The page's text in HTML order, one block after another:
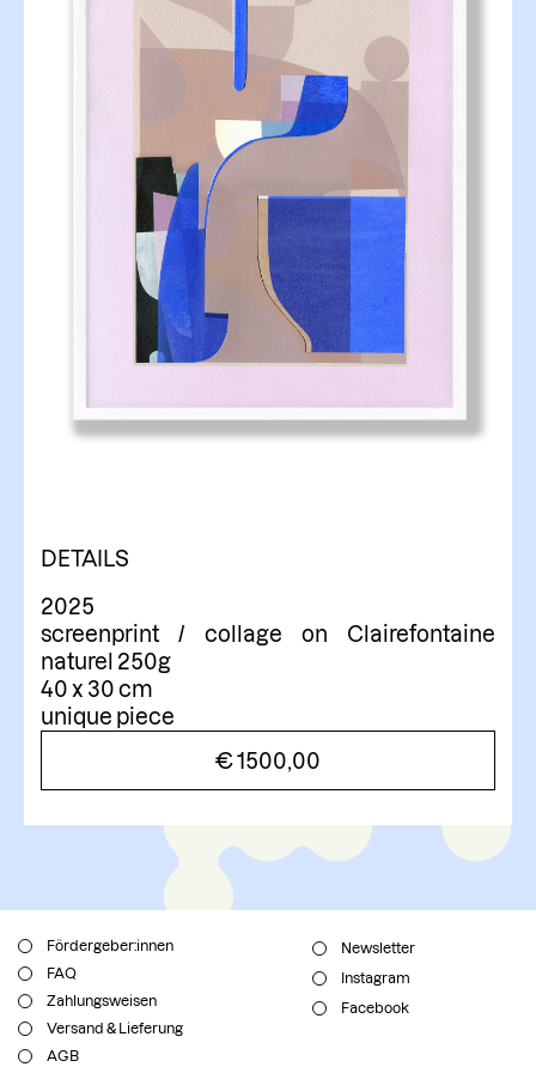
DETAILS
2025
screenprint / collage on Clairefontaine
naturel 250g
40 x 30 cm
unique piece
€1500,00
Fördergeber:innen
FAQ
Zahlungsweisen
Versand & Lieferung
AGB
Newsletter
Instagram
Facebook